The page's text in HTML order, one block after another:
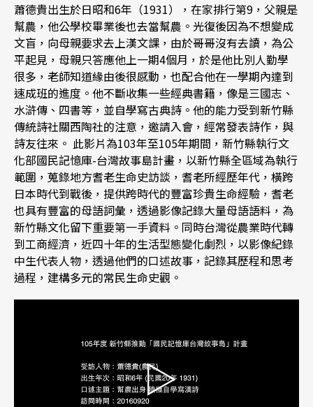
蕭德貴出生於日昭和6年（1931），在家排行第9，父親是
幫農，他公學校畢業後也去當幫農。光復後因為不想變成
文盲，向母親要求去上漢文課，由於哥哥沒有去讀，為公
平起見，母親只答應他上一期4個月，於是他比別人勤學
很多，老師知道緣由後很感動，也配合他在一學期內達到
速成班的進度。他不斷收集一些經典書籍，像是三國志、
水滸傳、四書等，並自學寫古典詩。他的能力受到新竹縣
傳統詩社關西陶社的注意，邀請入會，經常發表詩作，與
詩友往來。 此影片為103年至105年期間，新竹縣執行文
化部國民記憶庫-台灣故事島計畫，以新竹縣全區域為執行
範圍，蒐錄地方耆老生命史訪談，耆老所經歷年代，橫跨
日本時代到戰後，提供跨時代的豐富珍貴生命經驗，耆老
也具有豐富的母語詞彙，透過影像記錄大量母語語料，為
新竹縣文化留下重要第一手資料。同時台灣從農業時代轉
到工商經濟，近四十年的生活型態變化劇烈，以影像紀錄
中生代表人物，透過他們的口述故事，記錄其歷程和思考
過程，建構多元的常民生命史觀。